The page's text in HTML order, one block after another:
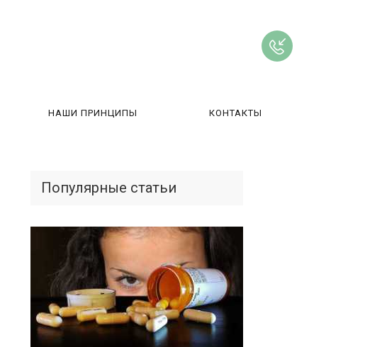
НАШИ ПРИНЦИПЫ КОНТАКТЫ
Популярные статьи